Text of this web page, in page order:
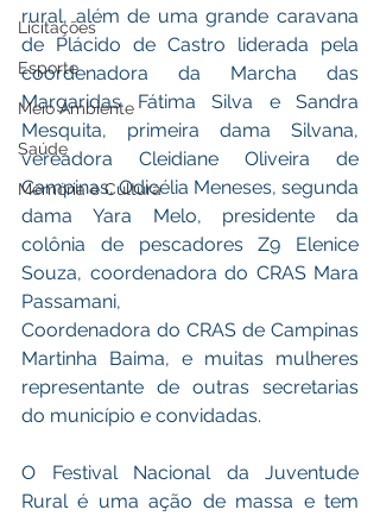
Licitações
Esporte
Meio Ambiente
Saúde
Memória e Cultura
rural, além de uma grande caravana
de Plácido de Castro liderada pela
coordenadora da Marcha das
Margaridas Fátima Silva e Sandra
Mesquita, primeira dama Silvana,
vereadora Cleidiane Oliveira de
Campinas, Odicélia Meneses, segunda
dama Yara Melo, presidente da
colônia de pescadores Z9 Elenice
Souza, coordenadora do CRAS Mara
Passamani,
Coordenadora do CRAS de Campinas
Martinha Baima, e muitas mulheres
representante de outras secretarias
do município e convidadas.
O Festival Nacional da Juventude
Rural é uma ação de massa e tem